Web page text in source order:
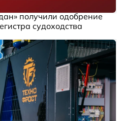
получили одобрение
судоходства